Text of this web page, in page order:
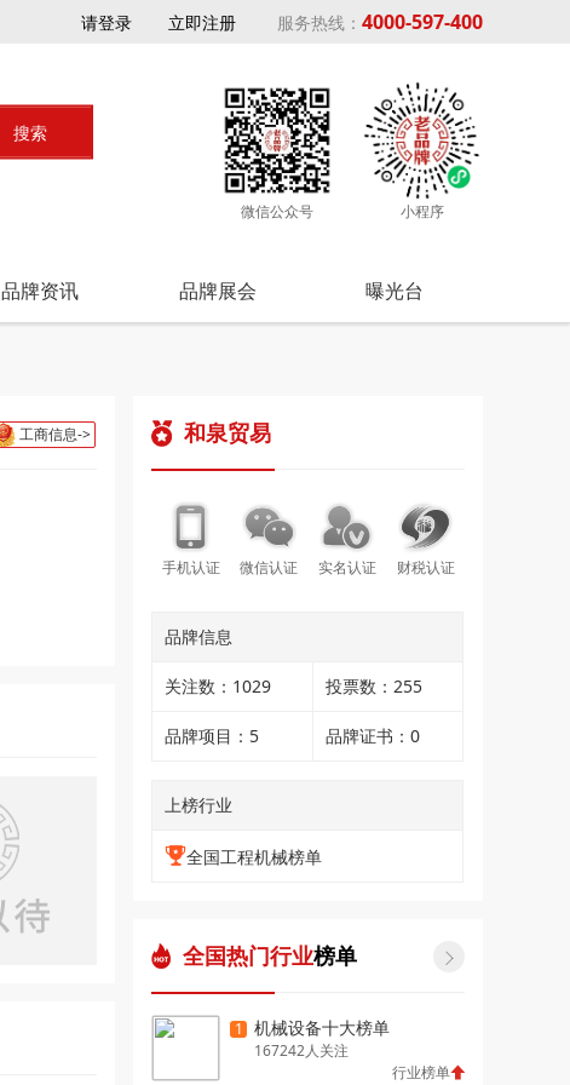
请登录 立即注册 服务热线： 4000-597-400
微信公众号 小程序
品牌资讯 品牌展会 曝光台
工商信息-> 和泉贸易
手机认证 微信认证 实名认证 财税认证
品牌信息
关注数：1029 投票数：255
品牌项目：5 品牌证书：0
上榜行业
全国工程机械榜单
全国热门行业榜单 
1 机械设备十大榜单
167242人关注
行业榜单